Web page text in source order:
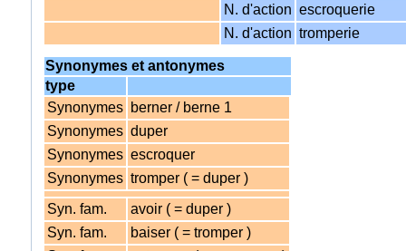
N. d'action escroquerie
N. d'action tromperie
Synonymes et antonymes
type
Synonymes berner / berne 1
Synonymes duper
Synonymes escroquer
Synonymes tromper ( = duper )
Syn. fam.
avoir ( = duper )
Syn. fam.
baiser ( = tromper )